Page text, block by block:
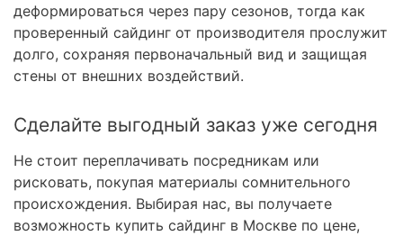
деформироваться через пару сезонов, тогда как
проверенный сайдинг от производителя прослужит
долго, сохраняя первоначальный вид и защищая
стены от внешних воздействий.
Сделайте выгодный заказ уже сегодня
Не стоит переплачивать посредникам или
рисковать, покупая материалы сомнительного
происхождения. Выбирая нас, вы получаете
возможность купить сайдинг в Москве по цене,